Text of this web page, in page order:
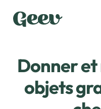
Donner
objets